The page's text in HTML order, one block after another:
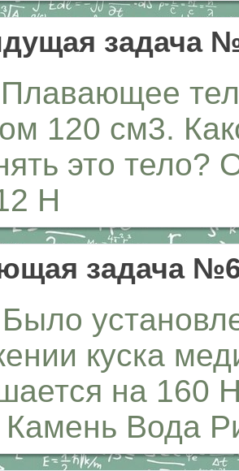
задача
120 см3.
это тело?
Н
задача
куска
на 160
Вода